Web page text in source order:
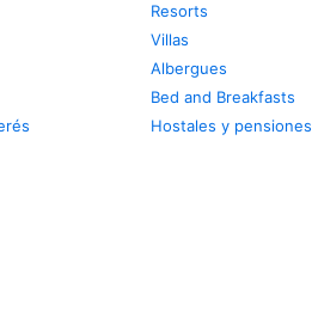
Resorts
Villas
Albergues
Bed and Breakfasts
Hostales y pensiones